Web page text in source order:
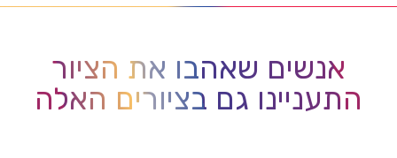
אנשים שאהבו את הציור
התעניינו גם בציורים האלה